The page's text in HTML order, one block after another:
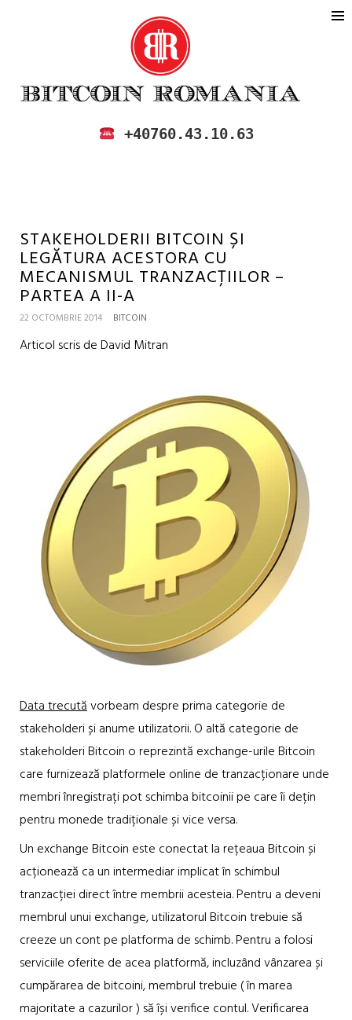
BITCOIN ROMANIA
CUMPARA SI VINDE BITCOIN IN
+40760.43.10.63
STAKEHOLDERII BITCOIN ȘI
LEGĂTURA ACESTORA CU
MECANISMUL TRANZACȚIILOR –
PARTEA A II-A
22 OCTOMBRIE 2014 BITCOIN
Articol scris de David Mitran
Data trecutăvorbeam despre prima categorie de
stakeholderi și anume utilizatorii. O altă categorie de
stakeholderi Bitcoin o reprezintă exchange-urile Bitcoin
care furnizează platformele online de tranzacționare unde
membri înregistrați pot schimba bitcoinii pe care îi dețin
pentru monede tradiționale și vice versa.
Un exchange Bitcoin este conectat la rețeaua Bitcoin și
acționează ca un intermediar implicat în schimbul
tranzacției direct între membrii acesteia. Pentru a deveni
membrul unui exchange, utilizatorul Bitcoin trebuie să
creeze un cont pe platforma de schimb. Pentru a folosi
serviciile oferite de acea platformă, incluzând vânzarea și
cumpărarea de bitcoini, membrul trebuie ( în marea
majoritate a cazurilor ) să își verifice contul. Verificarea